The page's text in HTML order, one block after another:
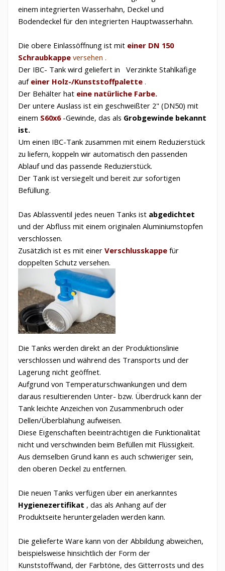
einem integrierten Wasserhahn, Deckel und
Bodendeckel für den integrierten Hauptwasserhahn.
Die obere Einlassöffnung ist mit einer DN 150
Schraubkappe versehen .
Der IBC- Tank wird geliefert in
Verzinkte Stahlkäfige
auf einer Holz-/Kunststoffpalette .
Der Behälter hat eine natürliche Farbe.
Der untere Auslass ist ein geschweißter 2" (DN50) mit
einem S60x6-Gewinde, das als Grobgewinde bekannt
ist.
Um einen IBC-Tank zusammen mit einem Reduzierstück
zu liefern, koppeln wir automatisch den passenden
Ablauf und das passende Reduzierstück.
Der Tank ist versiegelt und bereit zur sofortigen
Befüllung.
Das Ablassventil jedes neuen Tanks ist abgedichtet
und der Abfluss mit einem originalen Aluminiumstopfen
verschlossen.
Zusätzlich ist es mit einer Verschlusskappe für
doppelten Schutz versehen.
Die Tanks werden direkt an der Produktionslinie
verschlossen und während des Transports und der
Lagerung nicht geöffnet.
Aufgrund von Temperaturschwankungen und dem
daraus resultierenden Unter- bzw. Überdruck kann der
Tank leichte Anzeichen von Zusammenbruch oder
Dellen/Überblähung aufweisen.
Diese Eigenschaften beeinträchtigen die Funktionalität
nicht und verschwinden beim Befüllen mit Flüssigkeit.
Aus demselben Grund kann es auch schwieriger sein,
den oberen Deckel zu entfernen.
Die neuen Tanks verfügen über ein anerkanntes
Hygienezertifikat , das als Anhang auf der
Produktseite heruntergeladen werden kann.
Die gelieferte Ware kann von der Abbildung abweichen,
beispielsweise hinsichtlich der Form der
Kunststoffwand, der Farbtöne, des Gitterrosts und des